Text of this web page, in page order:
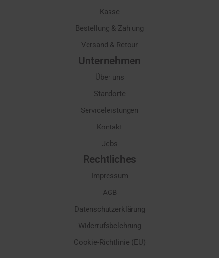
Kasse
Bestellung & Zahlung
Versand & Retour
Unternehmen
Über uns
Standorte
Serviceleistungen
Kontakt
Jobs
Rechtliches
Impressum
AGB
Datenschutzerklärung
Widerrufsbelehrung
Cookie-Richtlinie (EU)